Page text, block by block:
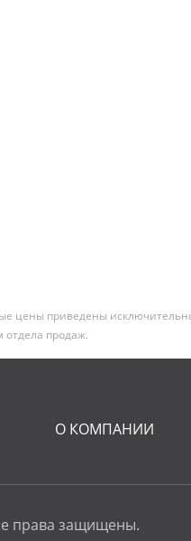
цены приведены
отдела продаж.
О КОМПАНИИ
права защищены.